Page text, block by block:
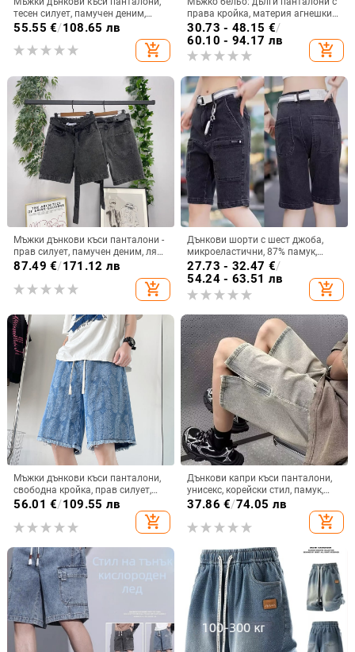
тесен силует, памучен деним,
ретро стил
55.55 €/108.65 лв
add_shopping_cart
права кройка, материя агнешки
флийс, средна еластичност,
пролет 2024
30.73 - 48.15 €/
60.10 - 94.17 лв
add_shopping_cart
Мъжки дънкови къси панталони -
прав силует, памучен деним, лято
2025
87.49 €/171.12 лв
add_shopping_cart
Дънкови шорти с шест джоба,
микроеластични, 87% памук,
кроени прави, лято 2024
27.73 - 32.47 €/
54.24 - 63.51 лв
add_shopping_cart
Мъжки дънкови къси панталони,
свободна кройка, прав силует,
измит деним, лято, уличен стил
56.01 €/109.55 лв
add_shopping_cart
Дънкови капри къси панталони,
унисекс, корейски стил, памук,
прав силует
37.86 €/74.05 лв
add_shopping_cart